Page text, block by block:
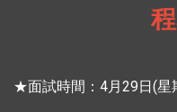
★面試時間：4月29日(星